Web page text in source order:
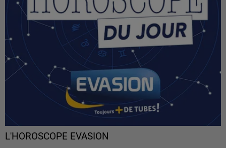
L'HOROSCOPE EVASION